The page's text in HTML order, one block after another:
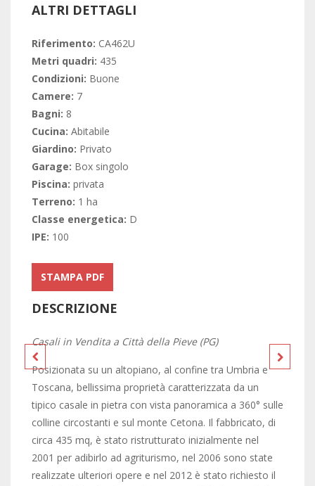
ALTRI DETTAGLI
Riferimento: CA462U
Metri quadri: 435
Condizioni: Buone
Camere: 7
Bagni: 8
Cucina: Abitabile
Giardino: Privato
Garage: Box singolo
Piscina: privata
Terreno: 1 ha
Classe energetica: D
IPE: 100
STAMPA PDF
DESCRIZIONE
Casali in Vendita a Città della Pieve (PG)
Posizionata su un altopiano, al confine tra Umbria e
Toscana, bellissima proprietà caratterizzata da un
tipico casale in pietra con vista panoramica a 360° sulle
colline circostanti e sul monte Cetona. Il fabbricato, di
circa 435 mq, è stato ristrutturato inizialmente nel
2001 per adibirlo ad agriturismo, nel 2006 sono state
realizzate ulteriori opere e nel 2012 è stato richiesto il